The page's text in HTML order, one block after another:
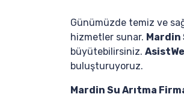
Günümüzde temiz ve
hizmetler sunar. Mardin
büyütebilirsiniz.
buluşturuyoruz.
Mardin Su Arıtma